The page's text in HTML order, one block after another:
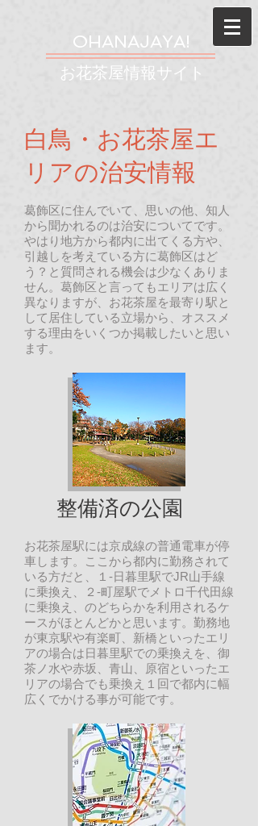
OHANAJAYA!
お花茶屋情報サイト
白鳥・お花茶屋エ
リアの治安情報
葛飾区に住んでいて、思いの他、知人
から聞かれるのは治安についてです。
やはり地方から都内に出てくる方や、
引越しを考えている方に葛飾区はど
う？と質問される機会は少なくありま
せん。葛飾区と言ってもエリアは広く
異なりますが、お花茶屋を最寄り駅と
して居住している立場から、オススメ
する理由をいくつか掲載したいと思い
ます。
整備済の公園
お花茶屋駅には京成線の普通電車が停
車します。ここから都内に勤務されて
いる方だと、１-日暮里駅でJR山手線
に乗換え、２-町屋駅でメトロ千代田線
に乗換え、のどちらかを利用されるケ
ースがほとんどかと思います。勤務地
が東京駅や有楽町、新橋といったエリ
アの場合は日暮里駅での乗換えを、御
茶ノ水や赤坂、青山、原宿といったエ
リアの場合でも乗換え１回で都内に幅
広くでかける事が可能です。